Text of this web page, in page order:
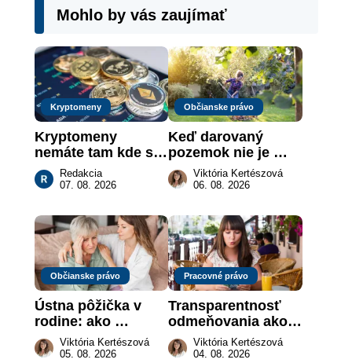
Mohlo by vás zaujímať
Kryptomeny
Kryptomeny
nemáte tam kde si
myslíte: Viete, kde
sa naozaj
Redakcia
07. 08. 2026
Občianske právo
Keď darovaný
pozemok nie je
„hotová vec“: kedy
môže darca žiadať
Viktória Kertészová
06. 08. 2026
Občianske právo
Ústna pôžička v
rodine: ako
vymôcť peniaze,
keď na papieri nie
Viktória Kertészová
05. 08. 2026
Pracovné právo
Transparentnosť
odmeňovania ako
právna povinnosť:
revolúcia na
Viktória Kertészová
04. 08. 2026